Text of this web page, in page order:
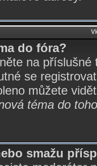
do fóra?
na
se
můžete
téma do
smažu